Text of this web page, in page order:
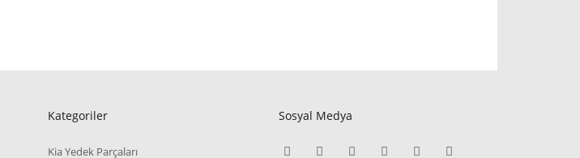
Kategoriler
Kia Yedek Parçaları
Sosyal Medya